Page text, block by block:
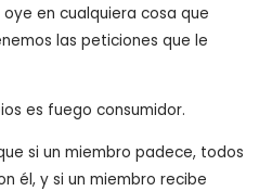
en cualquiera cosa que
las peticiones que le
es fuego consumidor.
si un miembro padece, todos
él, y si un miembro recibe